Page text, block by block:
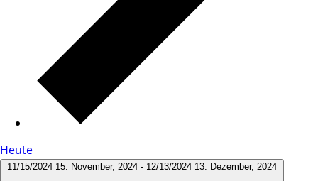
Heute
11/15/2024 15. November, 2024 - 12/13/2024 13. Dezember, 2024